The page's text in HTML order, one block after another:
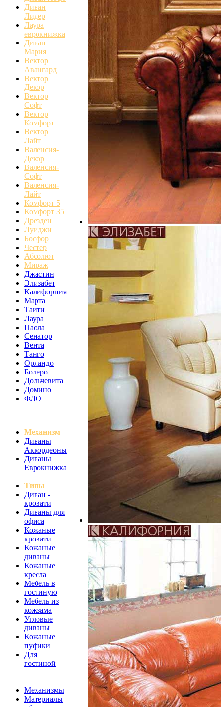
Диван
Лидер
Лаура
еврокнижка
Диван
Мария
Вектор
Авангард
Вектор
Декор
Вектор
Софт
Вектор
Комфорт
Вектор
Лайт
Валенсия-
Декор
Валенсия-
Софт
Валенсия-
Лайт
Комфорт 5
Комфорт 35
Дрезден
Луиджи
Босфор
Честер
Абсолют
Мираж
Джастин
Элизабет
Калифорния
Марта
Таити
Лаура
Паола
Сенатор
Вента
Танго
Орландо
Болеро
Дольчевита
Домино
ФЛО
Механизм
Диваны
Аккордеоны
Диваны
Еврокнижка
Типы
Диван -
кровати
Диваны для
офиса
Кожаные
кровати
Кожаные
диваны
Кожаные
кресла
Мебель в
гостиную
Мебель из
кожзама
Угловые
диваны
Кожаные
пуфики
Для
гостиной
Механизмы
Материалы